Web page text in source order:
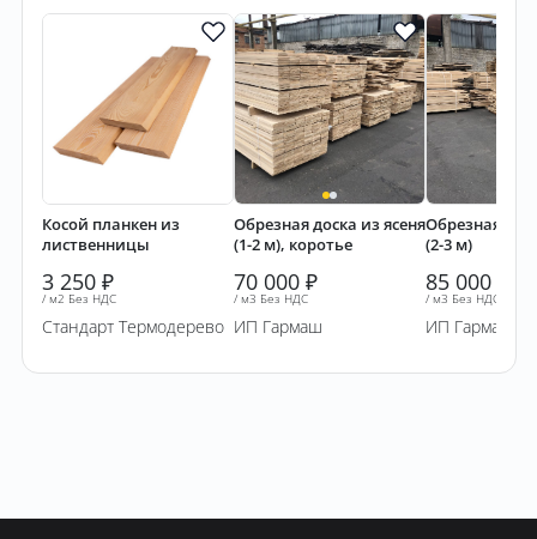
3 250 ₽
/ м2 Без НДС
Косой планкен из
лиственницы
Стандарт Термодерево
70 000 ₽
/ м3 Без НДС
Обрезная доска из ясеня
(1-2 м), коротье
ИП Гармаш
85 000
/ м3 Без НДС
Обрезная
(2-3 м)
ИП Гармаш